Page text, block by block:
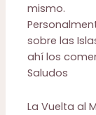
mismo.
sobre las
ahí los
Saludos
La Vuelta al